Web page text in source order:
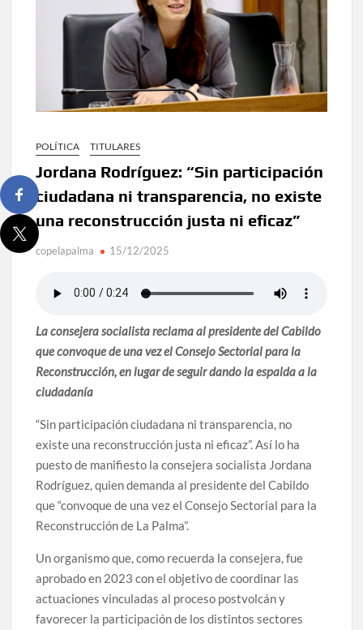
POLÍTICA TITULARES
Jordana Rodríguez: “Sin participación
ciudadana ni transparencia, no existe
una reconstrucción justa ni eficaz”
copelapalma 15/12/2025
La consejera socialista reclama al presidente del Cabildo
que convoque de una vez el Consejo Sectorial para la
Reconstrucción, en lugar de seguir dando la espalda a la
ciudadanía
“Sin participación ciudadana ni transparencia, no
existe una reconstrucción justa ni eficaz”. Así lo ha
puesto de manifiesto la consejera socialista Jordana
Rodríguez, quien demanda al presidente del Cabildo
que “convoque de una vez el Consejo Sectorial para la
Reconstrucción de La Palma”.
Un organismo que, como recuerda la consejera, fue
aprobado en 2023 con el objetivo de coordinar las
actuaciones vinculadas al proceso postvolcán y
favorecer la participación de los distintos sectores